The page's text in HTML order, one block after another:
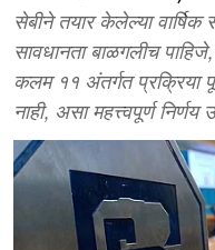
सेबीने तयार केलेल्या वार्षिक
सावधानता बाळगलीच
कलम ११ अंतर्गत प्रक्रिया
नाही, असा महत्त्वपूर्ण निर्णय